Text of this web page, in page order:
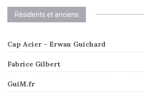
Résidents et anciens
Cap Acier – Erwan Guichard
Fabrice Gilbert
GuiM.fr